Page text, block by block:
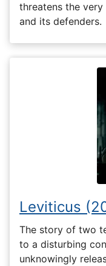
threatens the
and its defenders.
Leviticus
The story of two
to a disturbing
unknowingly